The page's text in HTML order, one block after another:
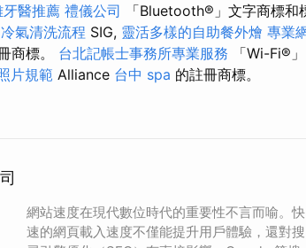
牙醫推薦 禮儀公司 「Bluetooth®」文字商標和
冷氣清洗流程 SIG, 靈活多樣的自助餐外燴 專業
商標。 台北記帳士事務所專業服務 「Wi-Fi®」
片規範 Alliance 台中 spa 的註冊商標。
網站速度在現代數位時代的重要性不言而喻。快
速的網頁載入速度不僅能提升用戶體驗，還對搜